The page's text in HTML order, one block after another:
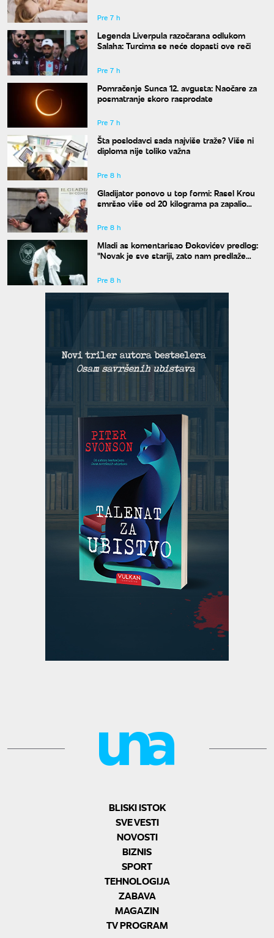
Pre 7 h
Legenda Liverpula razočarana odlukom
Salaha: Turcima se neće dopasti ove reči
Pre 7 h
Pomračenje Sunca 12. avgusta: Naočare za
posmatranje skoro rasprodate
Pre 7 h
Šta poslodavci sada najviše traže? Više ni
diploma nije toliko važna
Pre 8 h
Gladijator ponovo u top formi: Rasel Krou
smršao više od 20 kilograma pa zapalio
Pre 8 h
Mladi as komentarisao Đokovićev predlog:
"Novak je sve stariji, zato nam predlaže
Pre 8 h
BLISKI ISTOK
SVE VESTI
NOVOSTI
BIZNIS
SPORT
TEHNOLOGIJA
ZABAVA
MAGAZIN
TV PROGRAM